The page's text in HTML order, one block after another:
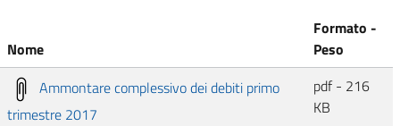
Nome
Formato -
Peso
Ammontare complessivo dei debiti primo
trimestre 2017
pdf - 216
KB